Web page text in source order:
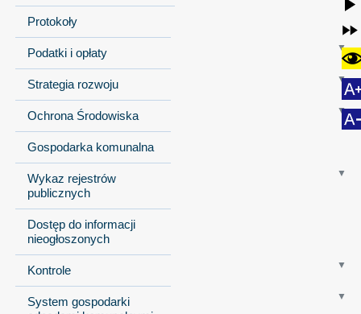
Protokoły
Podatki i opłaty
Strategia rozwoju
Ochrona Środowiska
Gospodarka komunalna
Wykaz rejestrów
publicznych
Dostęp do informacji
nieogłoszonych
Kontrole
System gospodarki